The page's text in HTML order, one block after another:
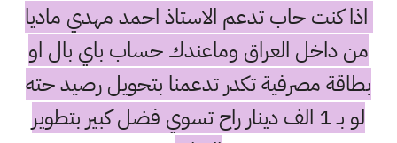
اذا كنت حاب تدعم الاستاذ احمد مهدي ماديا
من داخل العراق وماعندك حساب باي بال او
بطاقة مصرفية تكدر تدعمنا بتحويل رصيد حته
لو بـ 1 الف دينار راح تسوي فضل كبير بتطوير